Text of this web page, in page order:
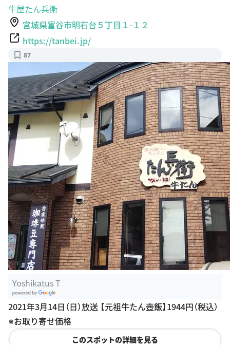
牛屋たん兵衛
宮城県富谷市明石台５丁目１-１２
https://tanbei.jp/
87
Yoshikatus T
oogle Plac
es
2021年3月14日（日）放送 【元祖牛たん壺飯】1944円（税込）
※お取り寄せ価格
このスポットの詳細を見る